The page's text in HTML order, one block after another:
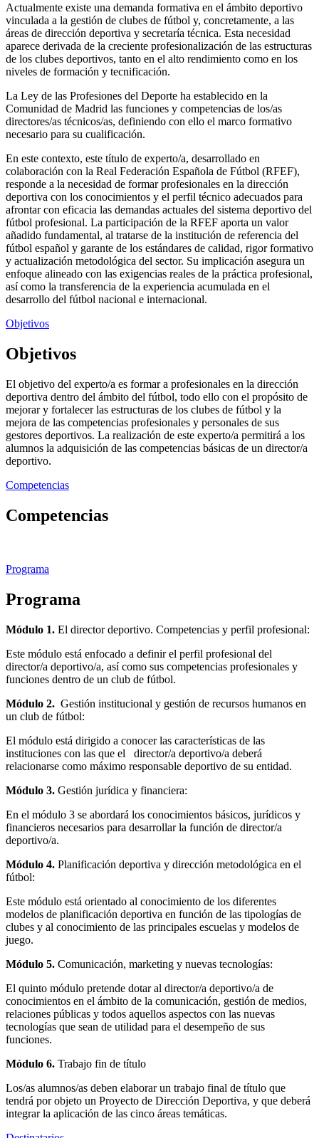
Actualmente existe una demanda formativa en el ámbito deportivo
vinculada a la gestión de clubes de fútbol y, concretamente, a las
áreas de dirección deportiva y secretaría técnica. Esta necesidad
aparece derivada de la creciente profesionalización de las estructuras
de los clubes deportivos, tanto en el alto rendimiento como en los
niveles de formación y tecnificación.
La Ley de las Profesiones del Deporte ha establecido en la
Comunidad de Madrid las funciones y competencias de los/as
directores/as técnicos/as, definiendo con ello el marco formativo
necesario para su cualificación.
En este contexto, este título de experto/a, desarrollado en
colaboración con la Real Federación Española de Fútbol (RFEF),
responde a la necesidad de formar profesionales en la dirección
deportiva con los conocimientos y el perfil técnico adecuados para
afrontar con eficacia las demandas actuales del sistema deportivo del
fútbol profesional. La participación de la RFEF aporta un valor
añadido fundamental, al tratarse de la institución de referencia del
fútbol español y garante de los estándares de calidad, rigor formativo
y actualización metodológica del sector. Su implicación asegura un
enfoque alineado con las exigencias reales de la práctica profesional,
así como la transferencia de la experiencia acumulada en el
desarrollo del fútbol nacional e internacional.
Objetivos
Objetivos
El objetivo del experto/a es formar a profesionales en la dirección
deportiva dentro del ámbito del fútbol, todo ello con el propósito de
mejorar y fortalecer las estructuras de los clubes de fútbol y la
mejora de las competencias profesionales y personales de sus
gestores deportivos. La realización de este experto/a permitirá a los
alumnos la adquisición de las competencias básicas de un director/a
deportivo.
Competencias
Competencias
Programa
Programa
Módulo 1. El director deportivo. Competencias y perfil profesional:
Este módulo está enfocado a definir el perfil profesional del
director/a deportivo/a, así como sus competencias profesionales y
funciones dentro de un club de fútbol.
Módulo 2. Gestión institucional y gestión de recursos humanos en
un club de fútbol:
El módulo está dirigido a conocer las características de las
instituciones con las que el director/a deportivo/a deberá
relacionarse como máximo responsable deportivo de su entidad.
Módulo 3. Gestión jurídica y financiera:
En el módulo 3 se abordará los conocimientos básicos, jurídicos y
financieros necesarios para desarrollar la función de director/a
deportivo/a.
Módulo 4. Planificación deportiva y dirección metodológica en el
fútbol:
Este módulo está orientado al conocimiento de los diferentes
modelos de planificación deportiva en función de las tipologías de
clubes y al conocimiento de las principales escuelas y modelos de
juego.
Módulo 5. Comunicación, marketing y nuevas tecnologías:
El quinto módulo pretende dotar al director/a deportivo/a de
conocimientos en el ámbito de la comunicación, gestión de medios,
relaciones públicas y todos aquellos aspectos con las nuevas
tecnologías que sean de utilidad para el desempeño de sus
funciones.
Módulo 6. Trabajo fin de título
Los/as alumnos/as deben elaborar un trabajo final de título que
tendrá por objeto un Proyecto de Dirección Deportiva, y que deberá
integrar la aplicación de las cinco áreas temáticas.